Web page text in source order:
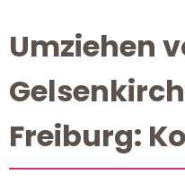
Umziehen
Freiburg: